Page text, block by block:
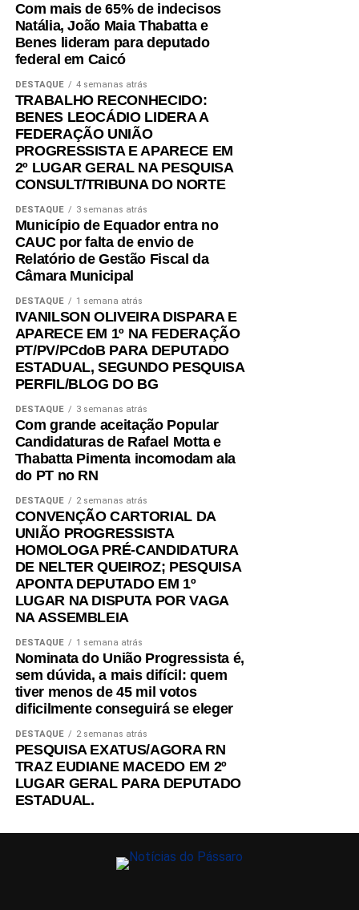
Com mais de 65% de indecisos
Natália, João Maia Thabatta e
Benes lideram para deputado
federal em Caicó
DESTAQUE 4 semanas atrás
TRABALHO RECONHECIDO:
BENES LEOCÁDIO LIDERA A
FEDERAÇÃO UNIÃO
PROGRESSISTA E APARECE EM
2º LUGAR GERAL NA PESQUISA
CONSULT/TRIBUNA DO NORTE
DESTAQUE 3 semanas atrás
Município de Equador entra no
CAUC por falta de envio de
Relatório de Gestão Fiscal da
Câmara Municipal
DESTAQUE 1 semana atrás
IVANILSON OLIVEIRA DISPARA E
APARECE EM 1º NA FEDERAÇÃO
PT/PV/PCdoB PARA DEPUTADO
ESTADUAL, SEGUNDO PESQUISA
PERFIL/BLOG DO BG
DESTAQUE 3 semanas atrás
Com grande aceitação Popular
Candidaturas de Rafael Motta e
Thabatta Pimenta incomodam ala
do PT no RN
DESTAQUE 2 semanas atrás
CONVENÇÃO CARTORIAL DA
UNIÃO PROGRESSISTA
HOMOLOGA PRÉ-CANDIDATURA
DE NELTER QUEIROZ; PESQUISA
APONTA DEPUTADO EM 1º
LUGAR NA DISPUTA POR VAGA
NA ASSEMBLEIA
DESTAQUE 1 semana atrás
Nominata do União Progressista é,
sem dúvida, a mais difícil: quem
tiver menos de 45 mil votos
dificilmente conseguirá se eleger
DESTAQUE 2 semanas atrás
PESQUISA EXATUS/AGORA RN
TRAZ EUDIANE MACEDO EM 2º
LUGAR GERAL PARA DEPUTADO
ESTADUAL.